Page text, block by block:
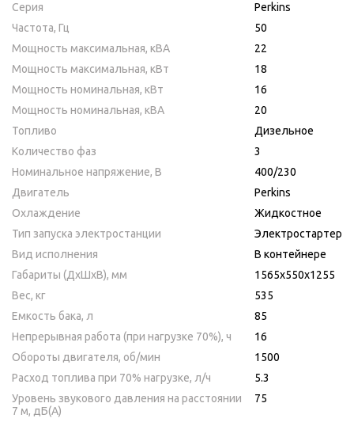
Серия
Perkins
Частота, Гц
50
Мощность максимальная, кВA
22
Мощность максимальная, кВт
18
Мощность номинальная, кВт
16
Мощность номинальная, кВА
20
Топливо
Дизельное
Количество фаз
3
Номинальное напряжение, В
400/230
Двигатель
Perkins
Охлаждение
Жидкостное
Тип запуска электростанции
Электростартер
Вид исполнения
В контейнере
Габариты (ДхШхВ), мм
1565х550х1255
Вес, кг
535
Емкость бака, л
85
Непрерывная работа (при нагрузке 70%), ч
16
Обороты двигателя, об/мин
1500
Расход топлива при 70% нагрузке, л/ч
5.3
Уровень звукового давления на расстоянии
7 м, дБ(A)
75